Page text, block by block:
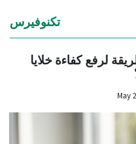
تكنوفيرس
لرفع كفاءة خلايا